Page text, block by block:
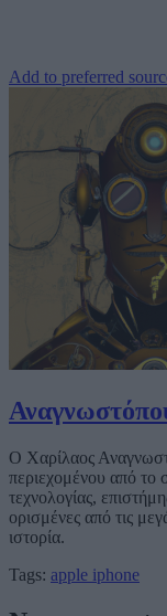
Add to preferred
Ο Χαρίλαος
περιεχομένου από το
τεχνολογίας,
ορισμένες από τις
ιστορία.
Tags: apple iphone